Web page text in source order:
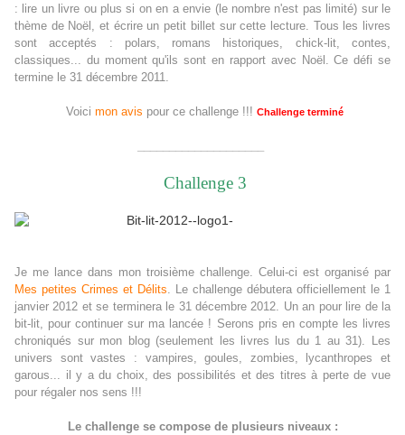
: lire un livre ou plus si on en a envie (le nombre n'est pas limité) sur le
thème de Noël, et écrire un petit billet sur cette lecture. Tous les livres
sont acceptés : polars, romans historiques, chick-lit, contes,
classiques... du moment qu'ils sont en rapport avec Noël. Ce défi se
termine le 31 décembre 2011.
Voici mon avis pour ce challenge !!! Challenge terminé
Challenge 3
Je me lance dans mon troisième challenge. Celui-ci est organisé par
Mes petites Crimes et Délits. Le challenge débutera officiellement le 1
janvier 2012 et se terminera le 31 décembre 2012. Un an pour lire de la
bit-lit, pour continuer sur ma lancée ! Serons pris en compte les livres
chroniqués sur mon blog (seulement les livres lus du 1 au 31). Les
univers sont vastes : vampires, goules, zombies, lycanthropes et
garous... il y a du choix, des possibilités et des titres à perte de vue
pour régaler nos sens !!!
Le challenge se compose de plusieurs niveaux :